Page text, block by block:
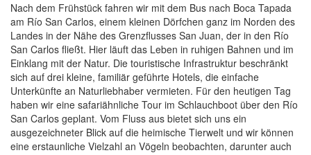
Nach dem Frühstück fahren wir mit dem Bus nach Boca Tapada
am Río San Carlos, einem kleinen Dörfchen ganz im Norden des
Landes in der Nähe des Grenzflusses San Juan, der in den Río
San Carlos fließt. Hier läuft das Leben in ruhigen Bahnen und im
Einklang mit der Natur. Die touristische Infrastruktur beschränkt
sich auf drei kleine, familiär geführte Hotels, die einfache
Unterkünfte an Naturliebhaber vermieten. Für den heutigen Tag
haben wir eine safariähnliche Tour im Schlauchboot über den Río
San Carlos geplant. Vom Fluss aus bietet sich uns ein
ausgezeichneter Blick auf die heimische Tierwelt und wir können
eine erstaunliche Vielzahl an Vögeln beobachten, darunter auch